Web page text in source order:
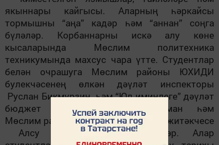
якыннары кайгысы. Аларның һәркайсы
тормышны “аңа” кадәр һәм “аннан” соңга
бүләләр. Корбаннарны искә алу көне
кысаларында Мөслим политехника
техникумында махсус чара үтте. Студентлар
белән очрашуга Мөслим районы ЮХИДИ
булекчәсенең өлкән дәүләт инспекторы
Руслан Бикмурзин һәм “Юл иминлеге” дәүләт
бюджет учреждениесенең Сарман һәм
Мөслим районнары буенча бүлекчә житәкчесе
Алсу Ситдыйкова килделәр. Алар